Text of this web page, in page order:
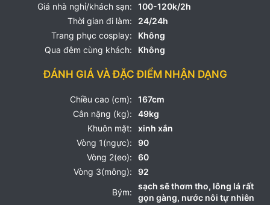
Giá nhà nghỉ/khách sạn:
100-120k/2h
Thời gian đi làm:
24/24h
Trang phục cosplay:
Không
Qua đêm cùng khách:
Không
ĐÁNH GIÁ VÀ ĐẶC ĐIỂM NHẬN DẠNG
Chiều cao (cm):
167cm
Cân nặng (kg):
49kg
Khuôn mặt:
xinh xắn
Vòng 1(ngực):
90
Vòng 2(eo):
60
Vòng 3(mông):
92
Bým:
sạch sẽ thơm tho, lông lá rất
gọn gàng, nước nôi tự nhiên